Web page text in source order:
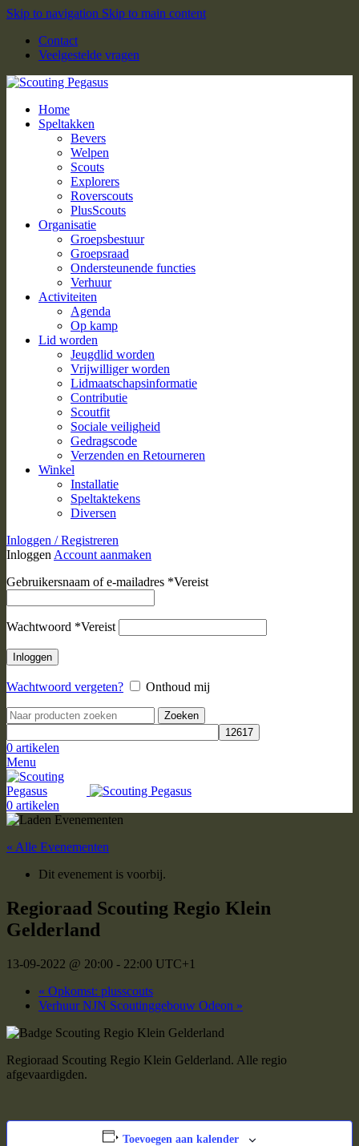
Skip to navigation Skip to main content
Contact
Veelgestelde vragen
Home
Speltakken
Bevers
Welpen
Scouts
Explorers
Roverscouts
PlusScouts
Organisatie
Groepsbestuur
Groepsraad
Ondersteunende functies
Verhuur
Activiteiten
Agenda
Op kamp
Lid worden
Jeugdlid worden
Vrijwilliger worden
Lidmaatschapsinformatie
Contributie
Scoutfit
Sociale veiligheid
Gedragscode
Verzenden en Retourneren
Winkel
Installatie
Speltaktekens
Diversen
Inloggen / Registreren
Inloggen Account aanmaken
Gebruikersnaam of e-mailadres *Vereist
Wachtwoord *Vereist
Inloggen
Wachtwoord vergeten? Onthoud mij
Zoeken
0 artikelen
Menu
0 artikelen
« Alle Evenementen
Dit evenement is voorbij.
Regioraad Scouting Regio Klein
Gelderland
13-09-2022 @ 20:00 - 22:00 UTC+1
« Opkomst: plusscouts
Verhuur NJN Scoutinggebouw Odeon »
Regioraad Scouting Regio Klein Gelderland. Alle regio
afgevaardigden.
Toevoegen aan kalender